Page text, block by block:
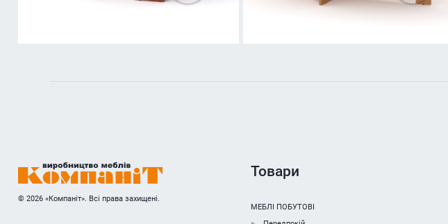
© 2026 «Компаніт». Всі права захищені.
Товари
МЕБЛІ ПОБУТОВІ